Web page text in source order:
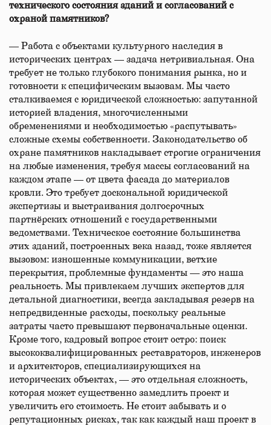
технического состояния зданий и согласований с
охраной памятников?
— Работа с объектами культурного наследия в
исторических центрах — задача нетривиальная. Она
требует не только глубокого понимания рынка, но и
готовности к специфическим вызовам. Мы часто
сталкиваемся с юридической сложностью: запутанной
историей владения, многочисленными
обременениями и необходимостью «распутывать»
сложные схемы собственности. Законодательство об
охране памятников накладывает строгие ограничения
на любые изменения, требуя массы согласований на
каждом этапе — от цвета фасада до материалов
кровли. Это требует доскональной юридической
экспертизы и выстраивания долгосрочных
партнёрских отношений с государственными
ведомствами. Техническое состояние большинства
этих зданий, построенных века назад, тоже является
вызовом: изношенные коммуникации, ветхие
перекрытия, проблемные фундаменты — это наша
реальность. Мы привлекаем лучших экспертов для
детальной диагностики, всегда закладывая резерв на
непредвиденные расходы, поскольку реальные
затраты часто превышают первоначальные оценки.
Кроме того, кадровый вопрос стоит остро: поиск
высококвалифицированных реставраторов, инженеров
и архитекторов, специализирующихся на
исторических объектах, — это отдельная сложность,
которая может существенно замедлить проект и
увеличить его стоимость. Не стоит забывать и о
репутационных рисках, так как каждый наш проект в